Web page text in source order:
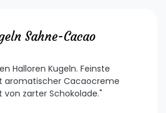
Sahne-Cacao
Halloren Kugeln. Feinste
aromatischer Cacaocreme
zarter Schokolade."